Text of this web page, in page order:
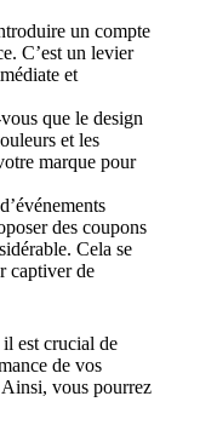
un compte
C’est un levier
et
que le design
et les
marque pour
des coupons
Cela se
captiver de
il est crucial de
de vos
Ainsi, vous pourrez